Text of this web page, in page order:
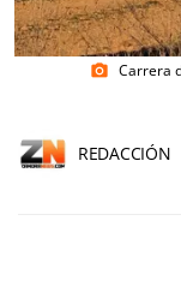
photo_camera Carrera
REDACCIÓN